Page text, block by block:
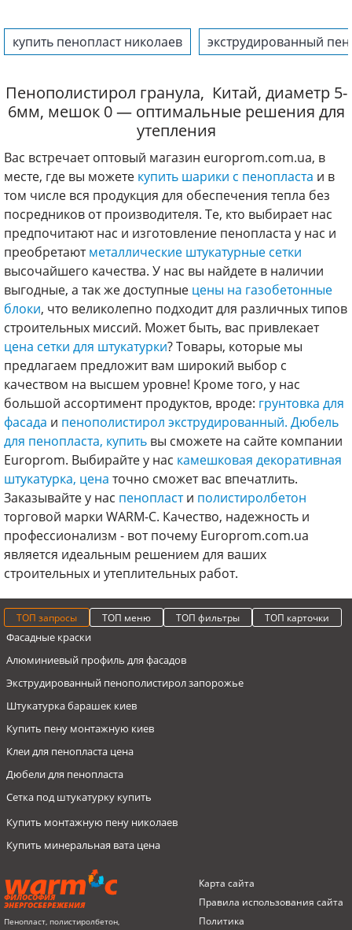
купить пенопласт николаев экструдированный
Пенополистирол гранула, Китай, диаметр 5-
6мм, мешок 0 — оптимальные решения для
утепления
Вас встречает оптовый магазин europrom.com.ua, в
месте, где вы можете купить шарики с пенопласта и в
том числе вся продукция для обеспечения тепла без
посредников от производителя. Те, кто выбирает нас
предпочитают нас и изготовление пенопласта у нас и
преобретаютметаллические штукатурные сетки
высочайшего качества. У нас вы найдете в наличии
выгодные, а так же доступные цены на газобетонные
блоки, что великолепно подходит для различных типов
строительных миссий. Может быть, вас привлекает
цена сетки для штукатурки? Товары, которые мы
предлагаем предложит вам широкий выбор с
качеством на высшем уровне! Кроме того, у нас
большой ассортимент продуктов, вроде: грунтовка для
фасада и пенополистирол экструдированный. Дюбель
для пенопласта, купить вы сможете на сайте компании
Europrom. Выбирайте у нас камешковая декоративная
штукатурка, цена точно сможет вас впечатлить.
Заказывайте у нас пенопласти полистиролбетон
торговой марки WARM-C. Качество, надежность и
профессионализм - вот почему Europrom.com.ua
является идеальным решением для ваших
строительных и утеплительных работ.
ТОП запросы ТОП меню ТОП фильтры ТОП карточки
Фасадные краски
Алюминиевый профиль для фасадов
Экструдированный пенополистирол запорожье
Штукатурка барашек киев
Купить пену монтажную киев
Клеи для пенопласта цена
Дюбели для пенопласта
Сетка под штукатурку купить
Купить монтажную пену николаев
Купить минеральная вата цена
Газобетонные блоки купить
Стиродур киев цена
Герметик
Пенопласт
Пенопласт EPS 50 50мм
Графитовый пенопласт EPS 90
Пенопласт EPS S 250 мм
Дюбель для теплоизоляции 10х200, металлический стержень с
термозаглушкой
Профили цокольные, THERMOMASTER US, 150мм, 2м
ФИЛОСОФИЯ
ЭНЕРГОСБЕРЕЖЕНИЯ
Пенопласт, полистиролбетон,
Карта сайта
Правила использования сайта
Политика